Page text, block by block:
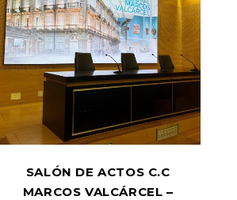
SALÓN DE ACTOS C.C
MARCOS VALCÁRCEL –